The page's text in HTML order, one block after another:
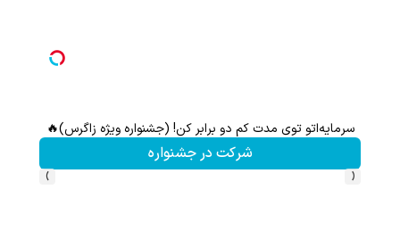
سرمایه‌اتو توی مدت کم دو برابر کن! (جشنواره ویژه زاگرس)🔥
شرکت در جشنواره
‹
›